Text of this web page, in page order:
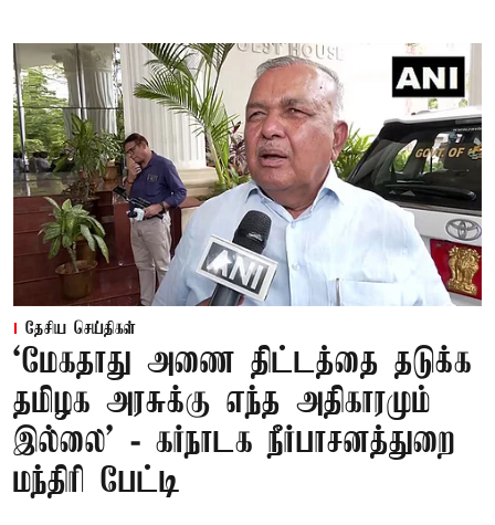
தேசிய செய்திகள்
‘மேகதாது அணை திட்டத்தை தடுக்க
தமிழக அரசுக்கு எந்த அதிகாரமும்
இல்லை’ - கர்நாடக நீர்பாசனத்துறை
மந்திரி பேட்டி